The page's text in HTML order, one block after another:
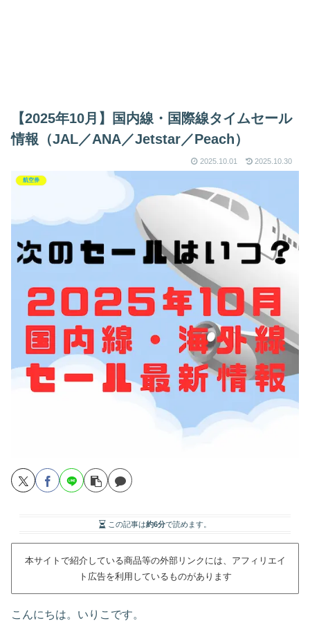
【2025年10月】国内線・国際線タイムセール
情報（JAL／ANA／Jetstar／Peach）
2025.10.01 2025.10.30
航空券
この記事は約6分で読めます。
本サイトで紹介している商品等の外部リンクには、アフィリエイ
ト広告を利用しているものがあります
こんにちは。いりこです。